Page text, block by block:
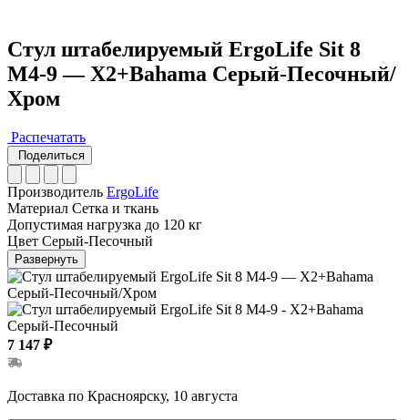
Стул штабелируемый ErgoLife Sit 8
M4-9 — X2+Bahama Серый-Песочный/
Хром
Распечатать
Поделиться
Производитель ErgoLife
Материал Сетка и ткань
Допустимая нагрузка до 120 кг
Цвет Серый-Песочный
Развернуть
7 147 ₽
Доставка по Красноярску, 10 августа